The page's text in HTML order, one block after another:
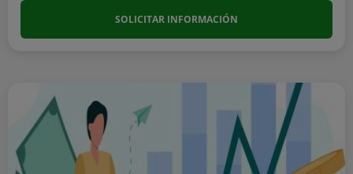
SOLICITAR INFORMACIÓN